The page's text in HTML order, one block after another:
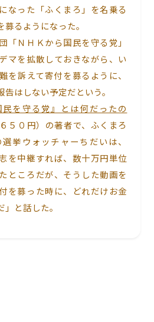
なった「ふくまろ」を名乗る
るようになった。
ＮＨＫから国民を守る党」
マを拡散しておきながら、い
を訴えて寄付を募るように、
はしない予定だという。
民を守る党』とは何だったの
５０円）の著者で、ふくまろ
挙ウォッチャーちだいは、
を中継すれば、数十万円単位
ところだが、そうした動画を
を募った時に、どれだけお金
と話した。